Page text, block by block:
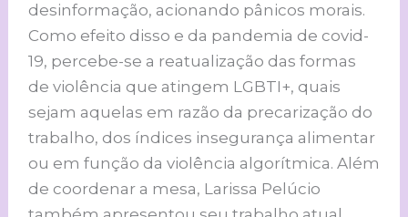
desinformação, acionando pânicos morais.
Como efeito disso e da pandemia de covid-
19, percebe-se a reatualização das formas
de violência que atingem LGBTI+, quais
sejam aquelas em razão da precarização do
trabalho, dos índices insegurança alimentar
ou em função da violência algorítmica. Além
de coordenar a mesa, Larissa Pelúcio